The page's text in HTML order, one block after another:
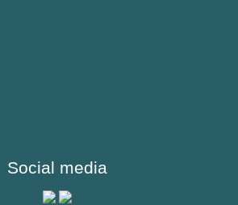
Social media